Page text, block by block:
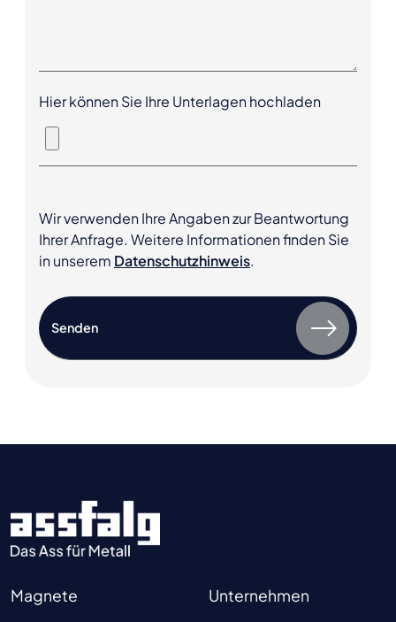
Hier können Sie Ihre Unterlagen hochladen
Wir verwenden Ihre Angaben zur Beantwortung
Ihrer Anfrage. Weitere Informationen finden Sie
in unserem Datenschutzhinweis.
Magnete
Unternehmen